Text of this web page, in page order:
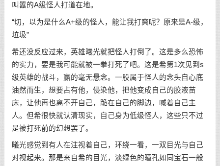
叫嚣的A级怪人打道在地。
“切，以为是什么A+级的怪人，能让我打爽呢？原来是A-级，
垃圾”
希还没反应过来，英雄曦光就把怪人打倒了。这是多么恐怖
的实力，要是我可能就被一拳打死了吧。这是希第1次见到s
级英雄的战斗，赢的毫无悬念。一股属于怪人的念头自心底
油然而生，想要占有他，侵染他，把他变成自己的胶液苗
床，让他再也离不开自己，跪在自己的脚边，喊着自己主
人。但希很快就认清现实，自己身为低级怪人，这些只不过
是被打死前的幻想罢了。
㬢光感觉到有人在注视着自己，环绕一看，一双目光与自己
对视起来。那是来自希的目光，淡绿色的瞳孔如同宝石一般